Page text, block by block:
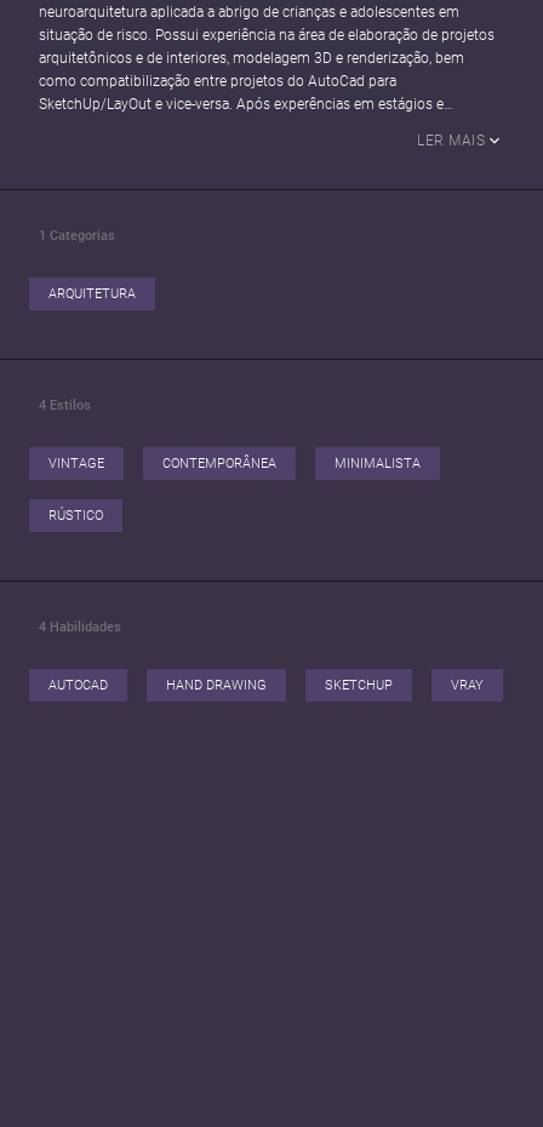
neuroarquitetura aplicada a abrigo de crianças e adolescentes em
situação de risco. Possui experiência na área de elaboração de projetos
arquitetônicos e de interiores, modelagem 3D e renderização, bem
como compatibilização entre projetos do AutoCad para
SketchUp/LayOut e vice-versa. Após experências em estágios e
autônomo se apaixonando cada vez mais pela profissão a qual se
LER MAIS
1 Categorias
ARQUITETURA
4 Estilos
VINTAGE CONTEMPORÂNEA MINIMALISTA
RÚSTICO
4 Habilidades
AUTOCAD HAND DRAWING SKETCHUP VRAY